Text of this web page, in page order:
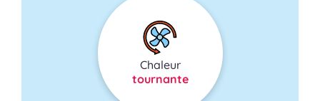
Chaleur
tournante